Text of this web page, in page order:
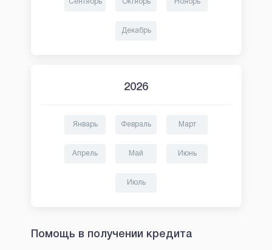
Сентябрь Октябрь Ноябрь
Декабрь
2026
Январь Февраль Март
Апрель Май Июнь
Июль
Помощь в получении кредита